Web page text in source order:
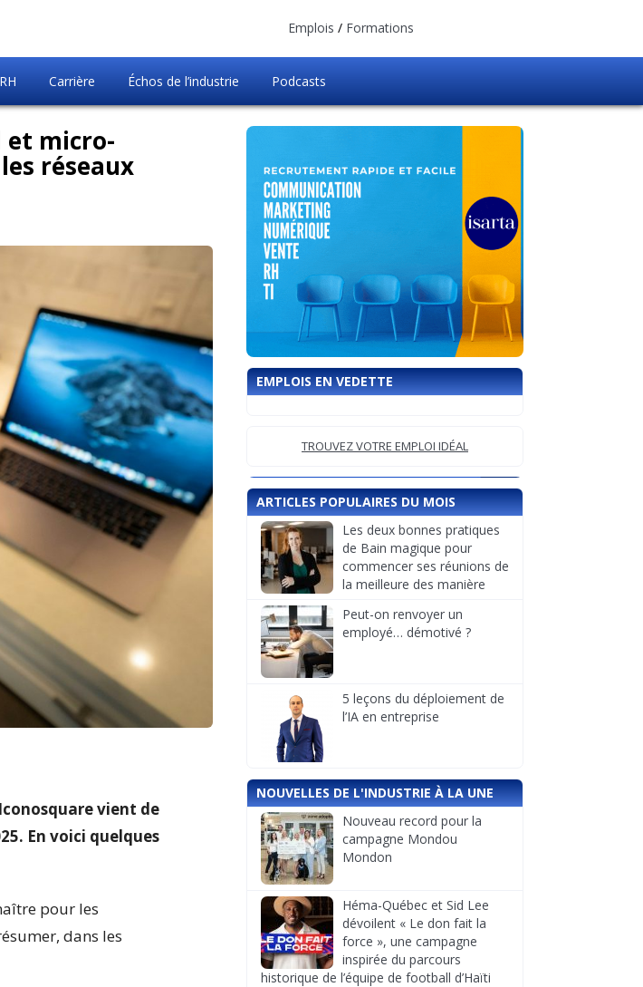
Emplois / Formations
RH Carrière Échos de l’industrie Podcasts
et micro-
réseaux
vient de
En voici quelques
pour les
dans les
EMPLOIS EN VEDETTE
TROUVEZ VOTRE EMPLOI IDÉAL
ARTICLES POPULAIRES DU MOIS
Les deux bonnes pratiques
de Bain magique pour
commencer ses réunions de
la meilleure des manière
Peut-on renvoyer un
employé… démotivé ?
5 leçons du déploiement de
l’IA en entreprise
NOUVELLES DE L'INDUSTRIE À LA UNE
Nouveau record pour la
campagne Mondou
Mondon
Héma-Québec et Sid Lee
dévoilent « Le don fait la
force », une campagne
inspirée du parcours
historique de l’équipe de football d’Haïti